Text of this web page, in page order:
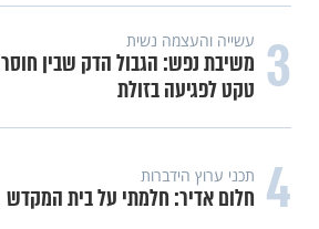
3 עשייה והעצמה נשית
משיבת נפש: הגבול הדק שבין חוסר
טקט לפגיעה בזולת
4 תכני ערוץ הידברות
חלום אדיר: חלמתי על בית המקדש